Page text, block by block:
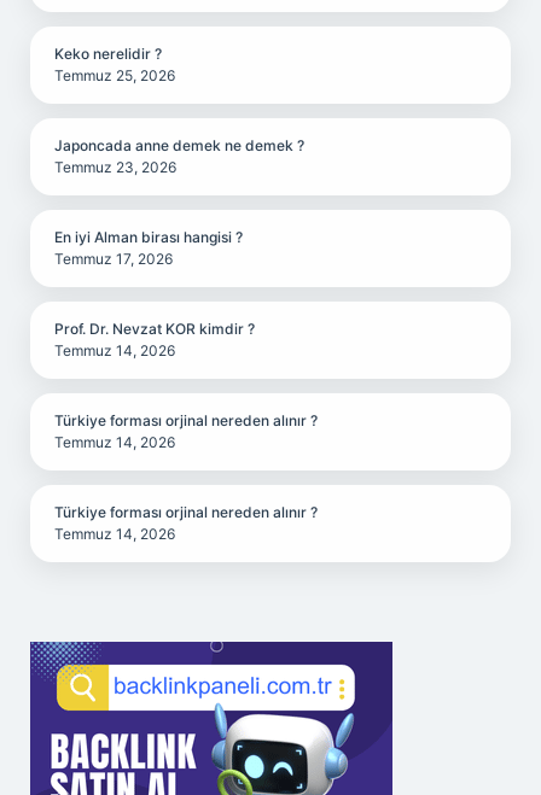
Keko nerelidir ?
Temmuz 25, 2026
Japoncada anne demek ne demek ?
Temmuz 23, 2026
En iyi Alman birası hangisi ?
Temmuz 17, 2026
Prof. Dr. Nevzat KOR kimdir ?
Temmuz 14, 2026
Türkiye forması orjinal nereden alınır ?
Temmuz 14, 2026
Türkiye forması orjinal nereden alınır ?
Temmuz 14, 2026